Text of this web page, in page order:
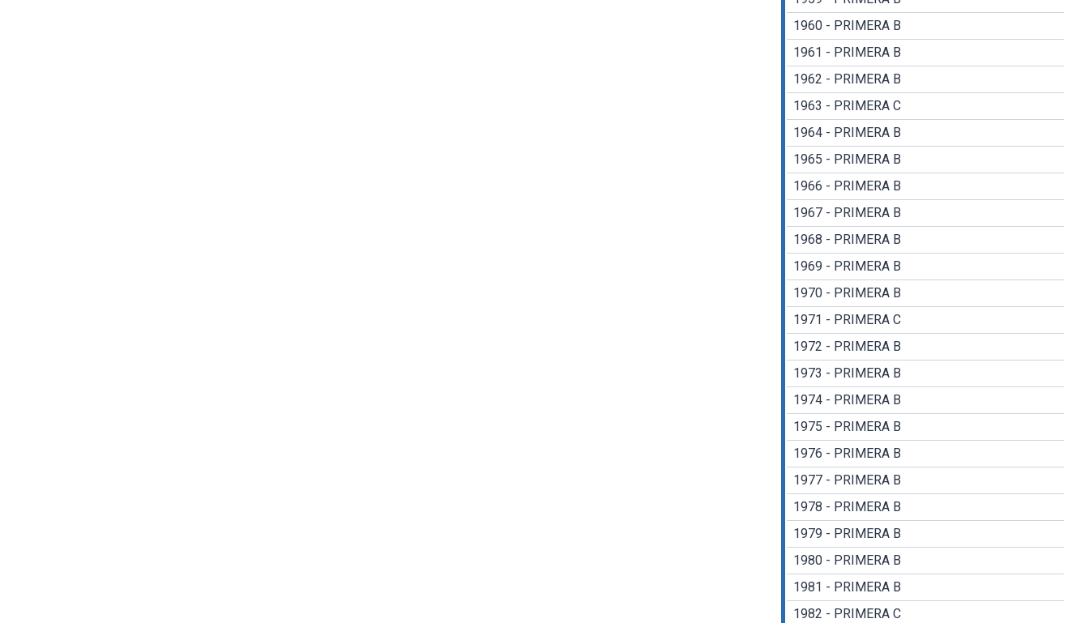
1960 - PRIMERA B
1961 - PRIMERA B
1962 - PRIMERA B
1963 - PRIMERA C
1964 - PRIMERA B
1965 - PRIMERA B
1966 - PRIMERA B
1967 - PRIMERA B
1968 - PRIMERA B
1969 - PRIMERA B
1970 - PRIMERA B
1971 - PRIMERA C
1972 - PRIMERA B
1973 - PRIMERA B
1974 - PRIMERA B
1975 - PRIMERA B
1976 - PRIMERA B
1977 - PRIMERA B
1978 - PRIMERA B
1979 - PRIMERA B
1980 - PRIMERA B
1981 - PRIMERA B
1982 - PRIMERA C